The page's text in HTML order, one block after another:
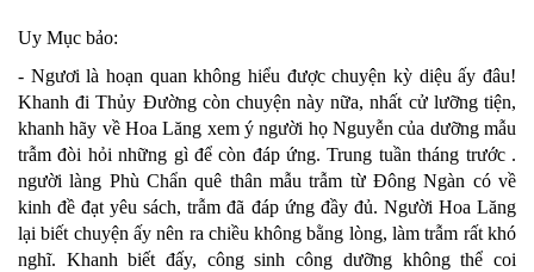
Uy Mục bảo:
- Ngươi là hoạn quan không hiểu được chuyện kỳ diệu ấy đâu!
Khanh đi Thủy Đường còn chuyện này nữa, nhất cử lưỡng tiện,
khanh hãy về Hoa Lăng xem ý người họ Nguyễn của dưỡng mẫu
trẫm đòi hỏi những gì để còn đáp ứng. Trung tuần tháng trước .
người làng Phù Chẩn quê thân mẫu trẫm từ Đông Ngàn có về
kinh đề đạt yêu sách, trẫm đã đáp ứng đầy đủ. Người Hoa Lăng
lại biết chuyện ấy nên ra chiều không bằng lòng, làm trẫm rất khó
nghĩ. Khanh biết đấy, công sinh công dưỡng không thể coi